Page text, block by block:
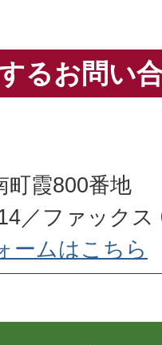
るお問い
町霞800番地
／ファックス
ームはこちら